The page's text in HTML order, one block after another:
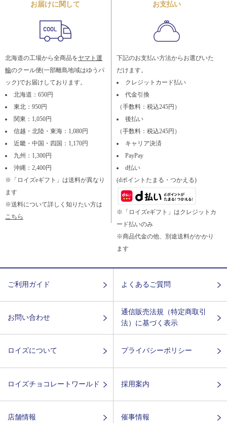
お届けに関して
北海道の工場から全商品をヤマト運
輸のクール便(一部離島地域はゆうパ
ック)でお届けしております。
北海道：650円
東北：950円
関東：1,050円
信越・北陸・東海：1,080円
近畿・中国・四国：1,170円
九州：1,300円
沖縄：2,400円
※「ロイズeギフト」は送料が異なり
ます
※送料について詳しく知りたい方は
こちら
お支払い
下記のお支払い方法からお選びいた
だけます。
クレジットカード払い
代金引換
（手数料：税込245円）
後払い
（手数料：税込245円）
キャリア決済
PayPay
d払い
(dポイントたまる・つかえる)
※「ロイズeギフト」はクレジットカ
ード払いのみ
※商品代金の他、別途送料がかかり
ます
ご利用ガイド よくあるご質問
お問い合わせ
通信販売法規（特定商取引
法）に基づく表示
ロイズについて プライバシーポリシー
ロイズチョコレートワールド 採用案内
店舗情報 催事情報